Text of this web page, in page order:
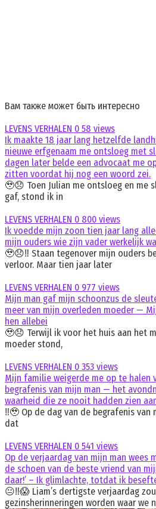
Вам также может быть интересно
LEVENS VERHALEN 0 58 views
Ik maakte 18 jaar lang hetzelfde
nieuwe erfgenaam me ontsloeg met
dagen later belde een advocaat me
zitten voordat hij nog een woord zei.
🥹😞 Toen Julian me ontsloeg en me
gaf, stond ik in
LEVENS VERHALEN 0 800 views
Ik voedde mijn zoon tien jaar lang
mijn ouders wie zijn vader werkelijk
🥹😞‼️ Staan tegenover mijn ouders
verloor. Maar tien jaar later
LEVENS VERHALEN 0 977 views
Mijn man gaf mijn schoonzus de
meer van mijn overleden moeder —
hen allebei
🥹😞 Terwijl ik voor het huis aan het
moeder stond,
LEVENS VERHALEN 0 353 views
Mijn familie weigerde me op te halen
begrafenis van mijn man — het
waarheid die ze nooit hadden zien
‼️🥹 Op de dag van de begrafenis
dat
LEVENS VERHALEN 0 541 views
Op de verjaardag van mijn man wees
de schoen van de beste vriend van
daar!’ – Ik glimlachte, totdat ik
😐‼️😱 Liam’s dertigste verjaardag
gezinsherinneringen worden waar we